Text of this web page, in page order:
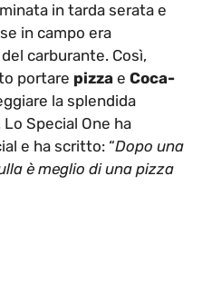
in tarda serata e
in campo era
carburante. Così,
portare pizza e Coca-
la splendida
Special One ha
e ha scritto: “Dopo una
è meglio di una pizza